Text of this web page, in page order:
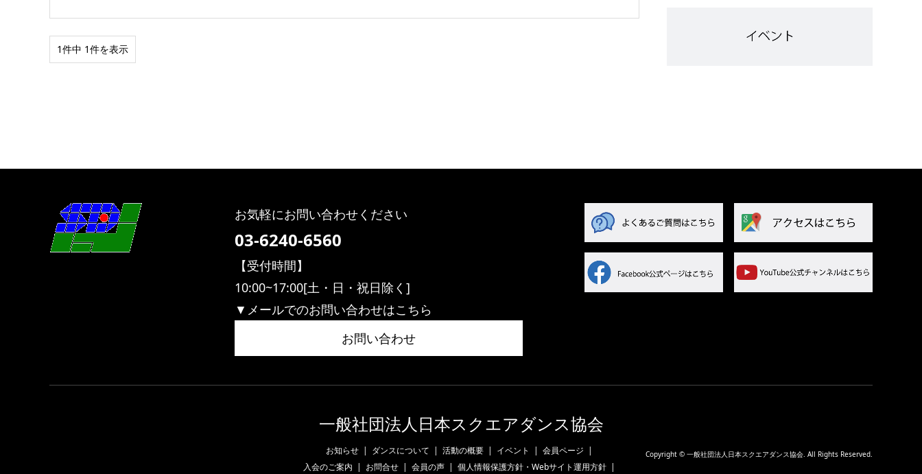
1件中 1件を表示
お気軽にお問い合わせください
03-6240-6560
【受付時間】
10:00~17:00[土・日・祝日除く]
▼メールでのお問い合わせはこちら
お問い合わせ
一般社団法人日本スクエアダンス協会
お知らせ ダンスについて 活動の概要 イベント
会員ページ
入会のご案内
お問合せ 会員の声 個人情報保護方針・Webサイト運用方針
Copyright © 一般社団法人日本スクエアダンス協会 . All Rights Reserved.